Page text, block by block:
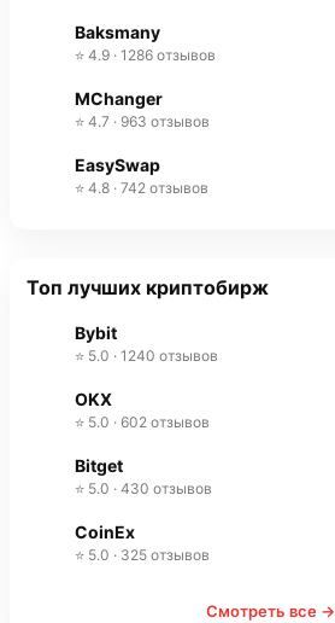
Baksmany
⭐ 4.9 · 1286 отзывов
MChanger
⭐ 4.7 · 963 отзывов
EasySwap
⭐ 4.8 · 742 отзывов
Топ лучших криптобирж
Bybit
⭐ 5.0 · 1240 отзывов
OKX
⭐ 5.0 · 602 отзывов
Bitget
⭐ 5.0 · 430 отзывов
CoinEx
⭐ 5.0 · 325 отзывов
Смотреть все →